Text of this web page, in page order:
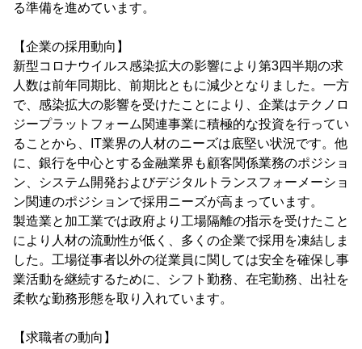
る準備を進めています。
【企業の採用動向】
新型コロナウイルス感染拡大の影響により第3四半期の求
人数は前年同期比、前期比ともに減少となりました。一方
で、感染拡大の影響を受けたことにより、企業はテクノロ
ジープラットフォーム関連事業に積極的な投資を行ってい
ることから、IT業界の人材のニーズは底堅い状況です。他
に、銀行を中心とする金融業界も顧客関係業務のポジショ
ン、システム開発およびデジタルトランスフォーメーショ
ン関連のポジションで採用ニーズが高まっています。
製造業と加工業では政府より工場隔離の指示を受けたこと
により人材の流動性が低く、多くの企業で採用を凍結しま
した。工場従事者以外の従業員に関しては安全を確保し事
業活動を継続するために、シフト勤務、在宅勤務、出社を
柔軟な勤務形態を取り入れています。
【求職者の動向】